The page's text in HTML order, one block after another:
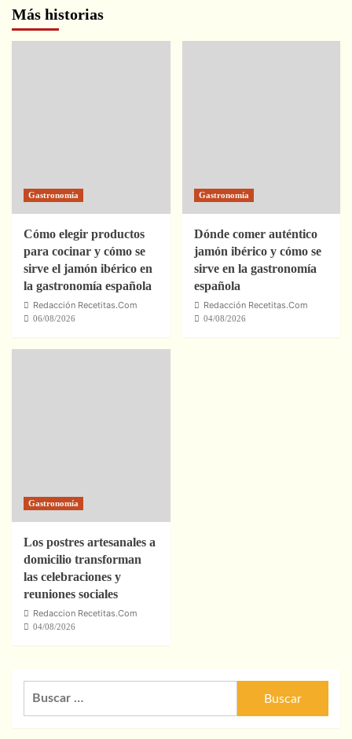
Más historias
Gastronomía
Cómo elegir productos
para cocinar y cómo se
sirve el jamón ibérico en
la gastronomía española
Redacción Recetitas.Com
06/08/2026
Gastronomía
Dónde comer auténtico
jamón ibérico y cómo se
sirve en la gastronomía
española
Redacción Recetitas.Com
04/08/2026
Gastronomía
Los postres artesanales a
domicilio transforman
las celebraciones y
reuniones sociales
Redaccion Recetitas.Com
04/08/2026